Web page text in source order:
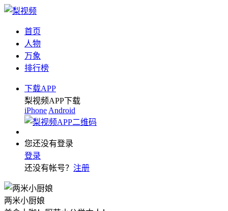
首页
人物
万象
排行榜
下载APP
梨视频APP下载
iPhone Android
您还没有登录
登录
还没有帐号？ 注册
两米小厨娘